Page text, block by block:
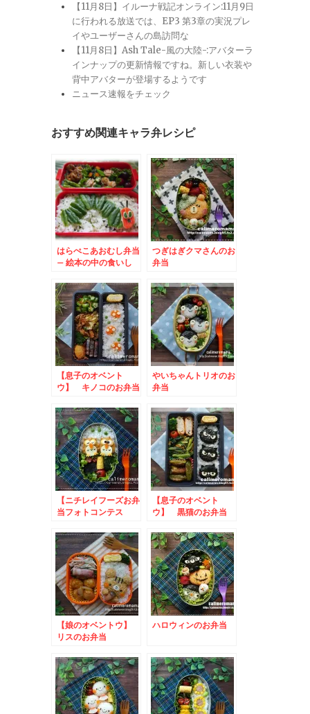
【11月8日】イルーナ戦記オンライン:11月9日
に行われる放送では、EP3 第3章の実況プレ
イやユーザーさんの島訪問な
【11月8日】Ash Tale-風の大陸-:アバターラ
インナップの更新情報ですね。新しい衣装や
背中アバターが登場するようです
ニュース速報をチェック
おすすめ関連キャラ弁レシピ
はらぺこあおむし弁当
– 絵本の中の食いし
つぎはぎクマさんのお
弁当
【息子のオベント
ウ】 キノコのお弁当
やいちゃんトリオのお
弁当
【ニチレイフーズお弁
当フォトコンテス
当とこいのぼりのお弁
当
【息子のオベント
ウ】 黒猫のお弁当
【娘のオベントウ】
リスのお弁当
ハロウィンのお弁当